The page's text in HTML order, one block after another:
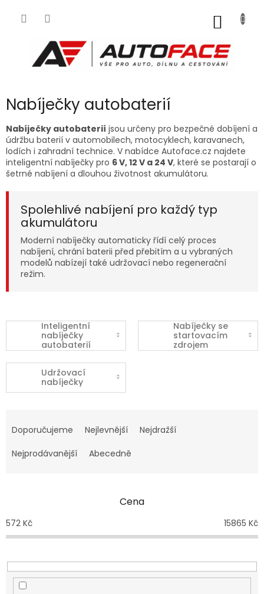
Nabíječky autobaterií
Nabíječky autobaterií jsou určeny pro bezpečné dobíjení a
údržbu baterií v automobilech, motocyklech, karavanech,
lodích i zahradní technice. V nabídce Autoface.cz najdete
inteligentní nabíječky pro 6 V, 12 V a 24 V, které se postarají o
šetrné nabíjení a dlouhou životnost akumulátoru.
Spolehlivé nabíjení pro každý typ
akumulátoru
Moderní nabíječky automaticky řídí celý proces
nabíjení, chrání baterii před přebitím a u vybraných
modelů nabízejí také udržovací nebo regenerační
režim.
Inteligentní
nabíječky
autobaterií
Nabíječky se
startovacím
zdrojem
Udržovací
nabíječky
a
e
o
d
k
t
Doporučujeme Nejlevnější
Nejdražší
Nejprodávanější
Abecedně
Cena
572 Kč 15865 Kč